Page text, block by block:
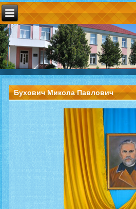
Бухович Микола Павлович